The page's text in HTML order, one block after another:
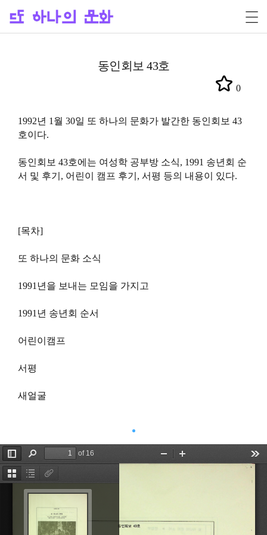
동인회보 43호
0
1992년 1월 30일 또 하나의 문화가 발간한 동인회보 43
호이다.
동인회보 43호에는 여성학 공부방 소식, 1991 송년회 순
서 및 후기, 어린이 캠프 후기, 서평 등의 내용이 있다.
[목차]
또 하나의 문화 소식
1991년을 보내는 모임을 가지고
1991년 송년회 순서
어린이캠프
서평
새얼굴